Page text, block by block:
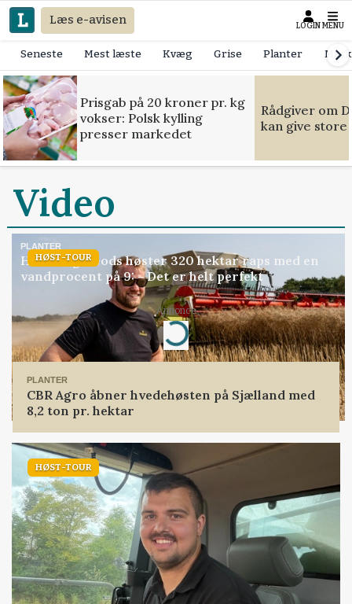
Læs e-avisen LOGIN MENU
Seneste Mest læste Kvæg Grise Planter
Prisgab på 20 kroner pr. kg
vokser: Polsk kylling
presser markedet
Rådgiver om
kan give
Video
HØST-TOUR
PLANTER
Hverringe Gods høster 320 hektar raps med en
vandprocent på 9: - Det er helt perfekt
Annonce
Loading...
PLANTER
CBR Agro åbner hvedehøsten på Sjælland med
8,2 ton pr. hektar
HØST-TOUR